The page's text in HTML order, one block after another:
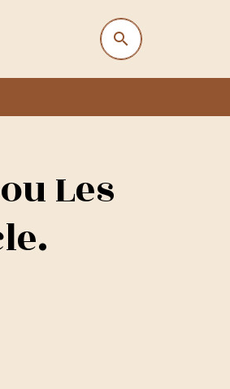
search
search
Les